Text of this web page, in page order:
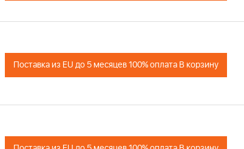
Поставка из EU до 5 месяцев 100% оплата В корзину